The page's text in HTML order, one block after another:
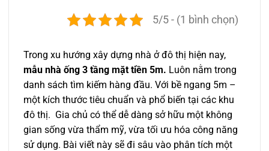
5/5 - (1 bình chọn)
Trong xu hướng xây dựng nhà ở đô thị hiện nay,
mẫu nhà ống 3 tầng mặt tiền 5m. Luôn nằm trong
danh sách tìm kiếm hàng đầu. Với bề ngang 5m –
một kích thước tiêu chuẩn và phổ biến tại các khu
đô thị. Gia chủ có thể dễ dàng sở hữu một không
gian sống vừa thẩm mỹ, vừa tối ưu hóa công năng
sử dụng. Bài viết này sẽ đi sâu vào phân tích một